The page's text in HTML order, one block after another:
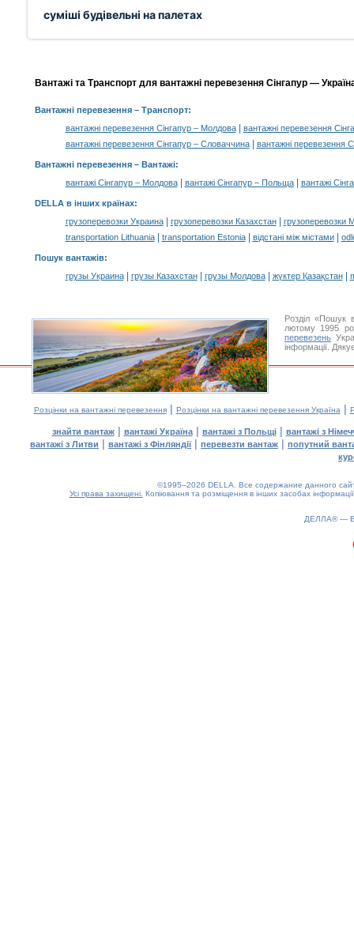
суміші будівельні на палетах
Вантажі та Транспорт для вантажні перевезення Сінгапур —
Вантажні перевезення– Транспорт:
вантажні перевезення Сінгапур – Молдова|
вантажні перевезення
вантажні перевезення Сінгапур – Словаччина| вантажні перевезення
Вантажні перевезення – Вантажі:
вантажі Сінгапур – Молдова| вантажі Сінгапур – Польща| вантажі
DELLA в інших країнах:
грузоперевозки Украина| грузоперевозки Казахстан|
грузоперевозки
transportation Lithuania| transportation Estonia| відстані між містами|
Пошук вантажів:
грузы Украина| грузы Казахстан| грузы Молдова| жүктер Қазақстан|
Розділ «Пошук
лютому 1995
перевезень
інформації.
Розцінки на вантажні перевезення| Розцінки на вантажні перевезення Україна |
знайти вантаж| вантажі Україна| вантажі з Польщі| вантажі з
вантажі з Литви | вантажі з Фінляндії| перевезти вантаж | попутний
©1995–2026 DELLA. Все содержание данного
Усі права захищені. Копіювання та розміщення в інших засобах
ДЕЛЛА® —